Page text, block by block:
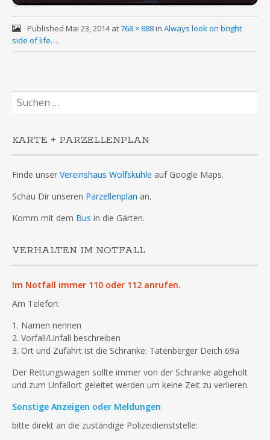
Published Mai 23, 2014at768 × 888in Always look on bright
side of life….
Suchen
nach:
KARTE + PARZELLENPLAN
Finde unser Vereinshaus Wolfskuhle auf Google Maps.
Schau Dir unseren Parzellenplan an.
Komm mit dem Bus in die Gärten.
VERHALTEN IM NOTFALL
Im Notfall immer 110 oder 112 anrufen.
Am Telefon:
1. Namen nennen
2. Vorfall/Unfall beschreiben
3. Ort und Zufahrt ist die Schranke: Tatenberger Deich 69a
Der Rettungswagen sollte immer von der Schranke abgeholt
und zum Unfallort geleitet werden um keine Zeit zu verlieren.
Sonstige Anzeigen oder Meldungen
bitte direkt an die zuständige Polizeidienststelle: